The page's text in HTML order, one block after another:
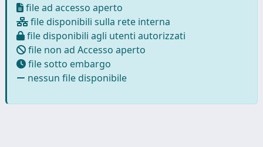
file ad accesso aperto
file disponibili sulla rete interna
file disponibili agli utenti autorizzati
file non ad Accesso aperto
file sotto embargo
nessun file disponibile